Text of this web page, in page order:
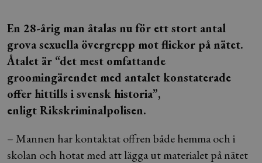
En 28-årig man åtalas nu för ett stort antal
grova sexuella övergrepp mot flickor på nätet.
Åtalet är “det mest omfattande
groomingärendet med antalet konstaterade
offer hittills i svensk historia”,
enligt Rikskriminalpolisen.
– Mannen har kontaktat offren både hemma och i
skolan och hotat med att lägga ut materialet på nätet